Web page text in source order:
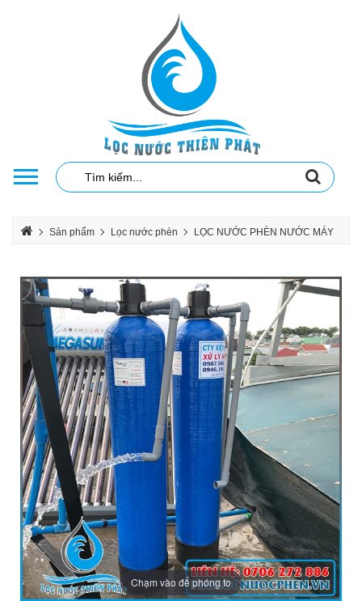
Sản phẩm Lọc nước phèn LỌC NƯỚC PHÈN NƯỚC MÁY
Chạm vào để phóng to
LẮP ĐẶT HỆ THỐNG LỌC NƯỚC PHÈN